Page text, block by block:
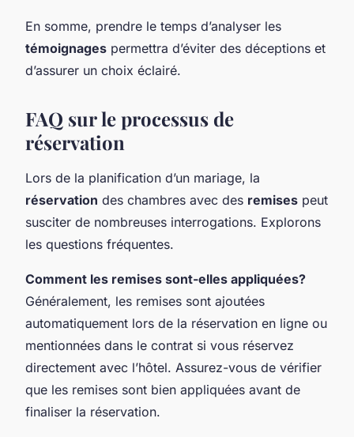
En somme, prendre le temps d’analyser les
témoignages permettra d’éviter des déceptions et
d’assurer un choix éclairé.
FAQ sur le processus de
réservation
Lors de la planification d’un mariage, la
réservation des chambres avec des remises peut
susciter de nombreuses interrogations. Explorons
les questions fréquentes.
Comment les remises sont-elles appliquées?
Généralement, les remises sont ajoutées
automatiquement lors de la réservation en ligne ou
mentionnées dans le contrat si vous réservez
directement avec l’hôtel. Assurez-vous de vérifier
que les remises sont bien appliquées avant de
finaliser la réservation.